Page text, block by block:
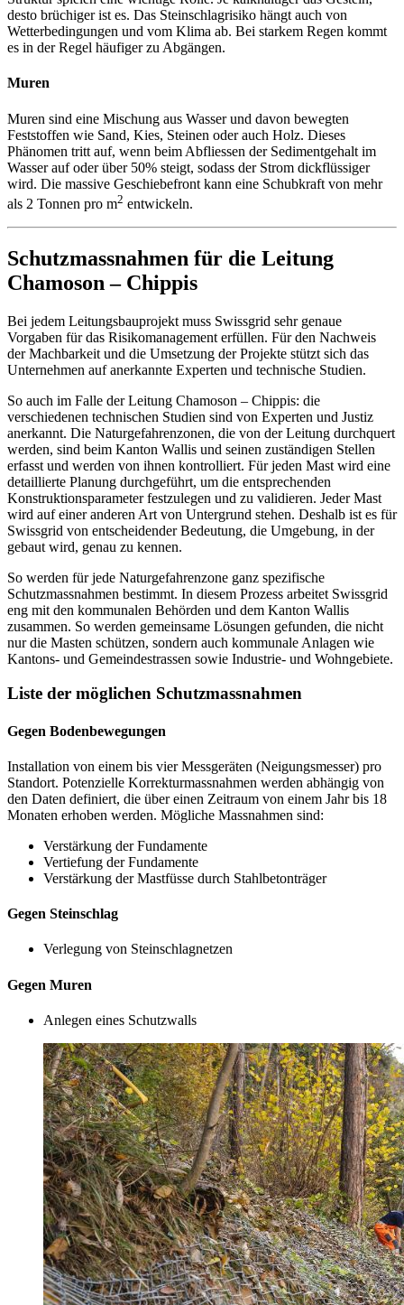
desto brüchiger ist es. Das Steinschlagrisiko hängt auch von
Wetterbedingungen und vom Klima ab. Bei starkem Regen kommt
es in der Regel häufiger zu Abgängen.
Muren
Muren sind eine Mischung aus Wasser und davon bewegten
Feststoffen wie Sand, Kies, Steinen oder auch Holz. Dieses
Phänomen tritt auf, wenn beim Abfliessen der Sedimentgehalt im
Wasser auf oder über 50% steigt, sodass der Strom dickflüssiger
wird. Die massive Geschiebefront kann eine Schubkraft von mehr
als 2 Tonnen pro m2 entwickeln.
Schutzmassnahmen für die Leitung
Chamoson – Chippis
Bei jedem Leitungsbauprojekt muss Swissgrid sehr genaue
Vorgaben für das Risikomanagement erfüllen. Für den Nachweis
der Machbarkeit und die Umsetzung der Projekte stützt sich das
Unternehmen auf anerkannte Experten und technische Studien.
So auch im Falle der Leitung Chamoson – Chippis: die
verschiedenen technischen Studien sind von Experten und Justiz
anerkannt. Die Naturgefahrenzonen, die von der Leitung durchquert
werden, sind beim Kanton Wallis und seinen zuständigen Stellen
erfasst und werden von ihnen kontrolliert. Für jeden Mast wird eine
detaillierte Planung durchgeführt, um die entsprechenden
Konstruktionsparameter festzulegen und zu validieren. Jeder Mast
wird auf einer anderen Art von Untergrund stehen. Deshalb ist es für
Swissgrid von entscheidender Bedeutung, die Umgebung, in der
gebaut wird, genau zu kennen.
So werden für jede Naturgefahrenzone ganz spezifische
Schutzmassnahmen bestimmt. In diesem Prozess arbeitet Swissgrid
eng mit den kommunalen Behörden und dem Kanton Wallis
zusammen. So werden gemeinsame Lösungen gefunden, die nicht
nur die Masten schützen, sondern auch kommunale Anlagen wie
Kantons- und Gemeindestrassen sowie Industrie- und Wohngebiete.
Liste der möglichen Schutzmassnahmen
Gegen Bodenbewegungen
Installation von einem bis vier Messgeräten (Neigungsmesser) pro
Standort. Potenzielle Korrekturmassnahmen werden abhängig von
den Daten definiert, die über einen Zeitraum von einem Jahr bis 18
Monaten erhoben werden. Mögliche Massnahmen sind:
Verstärkung der Fundamente
Vertiefung der Fundamente
Verstärkung der Mastfüsse durch Stahlbetonträger
Gegen Steinschlag
Verlegung von Steinschlagnetzen
Gegen Muren
Anlegen eines Schutzwalls